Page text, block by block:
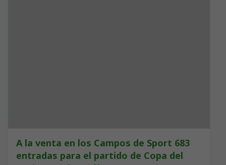
A la venta en los Campos de Sport 683
entradas para el partido de Copa del